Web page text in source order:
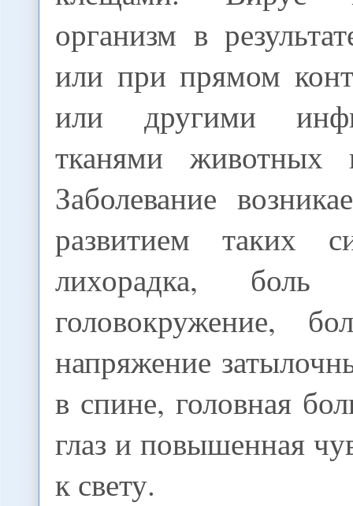
организм в
или при прямом
или другими
тканями животных
Заболевание
развитием таких
лихорадка,
головокружение,
напряжение
в спине, головная
глаз и повышенная
к свету.